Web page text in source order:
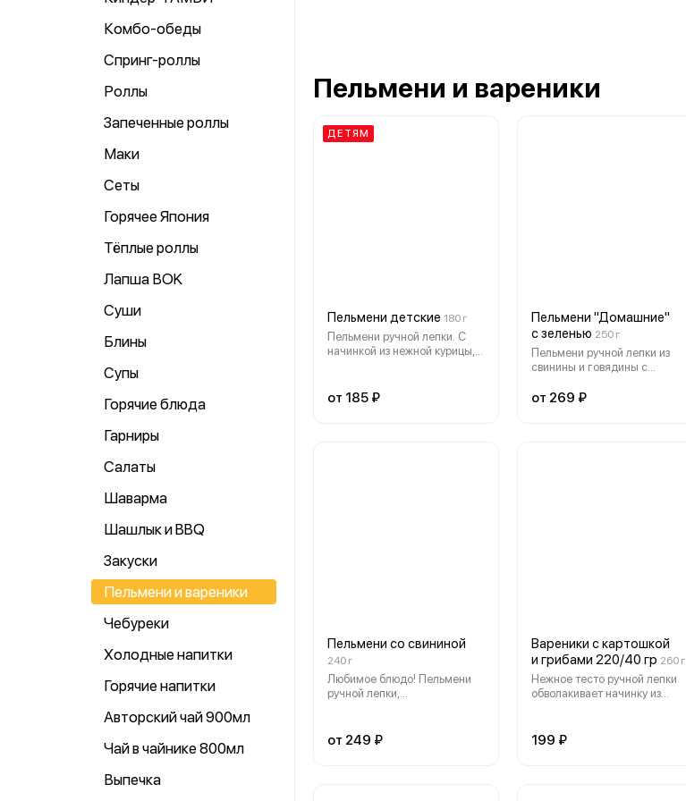
Комбо-обеды
Спринг-роллы
Роллы
Запеченные роллы
Маки
Сеты
Горячее Япония
Тёплые роллы
Лапша ВOK
Суши
Блины
Супы
Горячие блюда
Гарниры
Салаты
Шаварма
Шашлык и BBQ
Закуски
Пельмени и вареники
Чебуреки
Холодные напитки
Горячие напитки
Авторский чай 900мл
Чай в чайнике 800мл
Выпечка
Пельмени и вареники
ДЕТЯМ
Пельмени детские 180 г
Пельмени ручной лепки. С
начинкой из нежной курицы,
консервантов, без усилителей
от 185 ₽
Пельмени "Домашние"
с зеленью 250 г
Пельмени ручной лепки из
свинины и говядины с
от 269 ₽
Пельмени со свининой
240 г
Любимое блюдо! Пельмени
ручной лепки,
покорят. Соус на ваш выбор
от 249 ₽
Вареники с картошкой
и грибами 220/40 гр 260 г
Нежное тесто ручной лепки
обволакивает начинку из
гармонию вкуса и текстуры.
199 ₽